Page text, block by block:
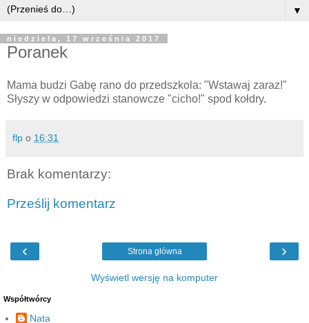
▼
niedziela, 17 września 2017
Poranek
Mama budzi Gabę rano do przedszkola: "Wstawaj zaraz!"
Słyszy w odpowiedzi stanowcze "cicho!" spod kołdry.
flp o 16:31
Brak komentarzy:
Prześlij komentarz
‹ ›
Strona główna
Wyświetl wersję na komputer
Współtwórcy
Nata